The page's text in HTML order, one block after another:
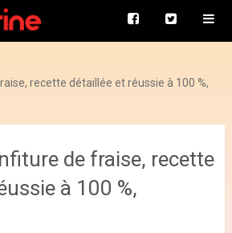
recette détaillée et réussie à 100 %,
de fraise, recette
à 100 %,